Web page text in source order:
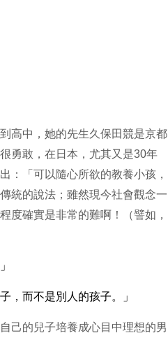
高中，她的先生久保田競是京都
勇敢，在日本，尤其又是30年
：「可以隨心所欲的教養小孩，
統的說法；雖然現今社會觀念一
度確實是非常的難啊！（譬如，
，而不是別人的孩子。」
己的兒子培養成心目中理想的男